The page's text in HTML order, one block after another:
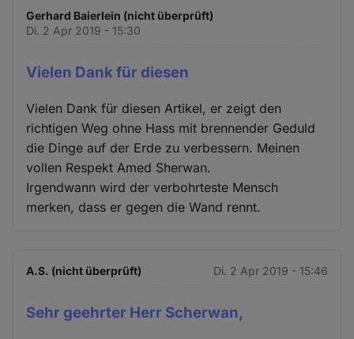
Gerhard Baierlein (nicht überprüft)
Di. 2 Apr 2019 - 15:30
Vielen Dank für diesen
Vielen Dank für diesen Artikel, er zeigt den
richtigen Weg ohne Hass mit brennender Geduld
die Dinge auf der Erde zu verbessern. Meinen
vollen Respekt Amed Sherwan.
Irgendwann wird der verbohrteste Mensch
merken, dass er gegen die Wand rennt.
A.S. (nicht überprüft) Di. 2 Apr 2019 - 15:46
Sehr geehrter Herr Scherwan,